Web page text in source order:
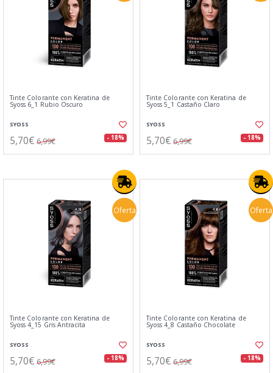
Tinte Colorante con Keratina de
Syoss 6_1 Rubio Oscuro
SYOSS
5,70€ 6,99€ - 18%
Tinte Colorante con Keratina de
Syoss 5_1 Castaño Claro
SYOSS
5,70€ 6,99€ - 18%
Oferta
Tinte Colorante con Keratina de
Syoss 4_15 Gris Antracita
SYOSS
5,70€ 6,99€ - 18%
Oferta
Tinte Colorante con Keratina de
Syoss 4_8 Castaño Chocolate
SYOSS
5,70€ 6,99€ - 18%